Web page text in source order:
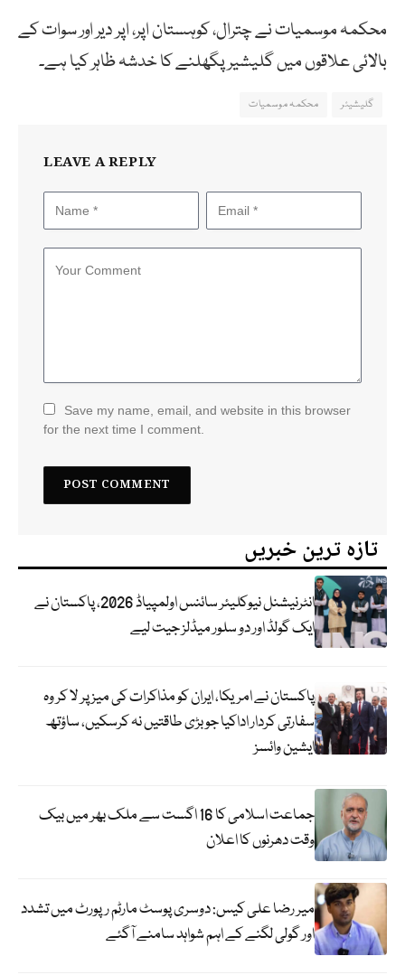
محکمہ موسمیات نے چترال، کوہستان اپر، اپر دیر اور سوات کے
بالائی علاقوں میں گلیشیر پگھلنے کا خدشہ ظاہر کیا ہے۔
گلیشیئر محکمہ موسمیات
LEAVE A REPLY
Save my name, email, and website in this browser
for the next time I comment.
تازہ ترین خبریں
انٹرنیشنل نیوکلیئر سائنس اولمپیاڈ 2026، پاکستان نے
ایک گولڈ اور دو سلور میڈلز جیت لیے
پاکستان نے امریکا، ایران کو مذاکرات کی میز پر لا کر وہ
سفارتی کردار اداکیا جو بڑی طاقتیں نہ کرسکیں، ساؤتھ
ایشین وائسز
جماعت اسلامی کا 16 اگست سے ملک بھر میں بیک
وقت دھرنوں کا اعلان
میر رضا علی کیس: دوسری پوسٹ مارٹم رپورٹ میں تشدد
اور گولی لگنے کے اہم شواہد سامنے آگئے